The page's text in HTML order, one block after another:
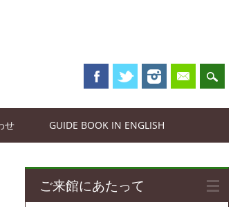
せ GUIDE BOOK IN ENGLISH
ご来館にあたって